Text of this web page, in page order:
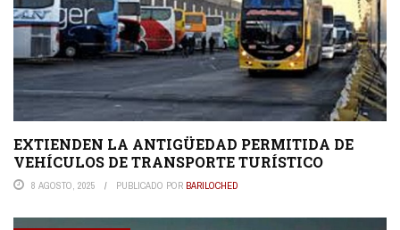
EXTIENDEN LA ANTIGÜEDAD PERMITIDA DE
VEHÍCULOS DE TRANSPORTE TURÍSTICO
8 AGOSTO, 2025 PUBLICADO POR BARILOCHED